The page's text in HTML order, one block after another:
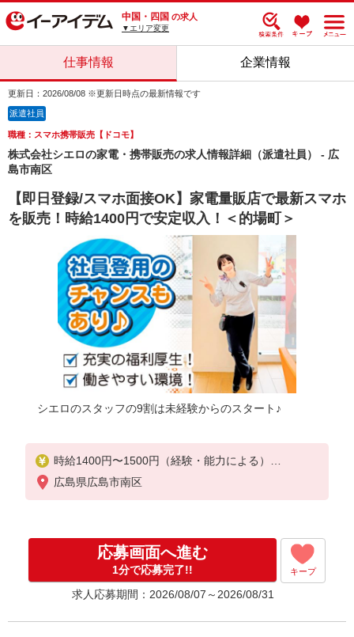
中国・四国 の求人
▼エリア変更
仕事情報 企業情報
更新日：2026/08/08 ※更新日時点の最新情報です
派遣社員
職種：スマホ携帯販売【ドコモ】
株式会社シエロの家電・携帯販売の求人情報詳細（派遣社員） - 広
島市南区
【即日登録/スマホ面接OK】家電量販店で最新スマホ
を販売！時給1400円で安定収入！＜的場町＞
シエロのスタッフの9割は未経験からのスタート♪
時給1400円〜1500円（経験・能力による）
※残業代支給
★交通費別途支給（規定あり）
入社祝い金10万円支給(規定有)
お友達を紹介頂くと,
インセンティブ支給(規定有)
゜・。○。・゜+゜・。○。・゜+゜
広島県広島市南区
応募画面へ進む
1分で応募完了!! キープ
求人応募期間：2026/08/07～2026/08/31